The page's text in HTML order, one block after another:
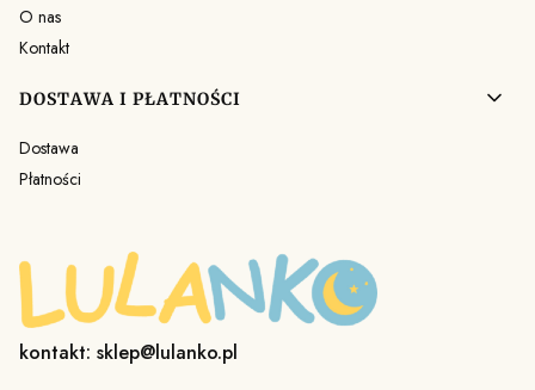
O nas
Kontakt
DOSTAWA I PŁATNOŚCI
Dostawa
Płatności
kontakt: sklep@lulanko.pl